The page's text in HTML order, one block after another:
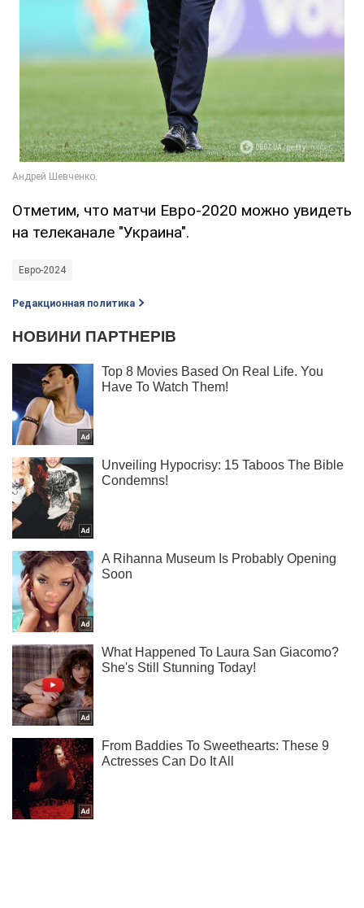
Отметим, что матчи Евро-2020 можно увидеть
на телеканале "Украина".
Евро-2024
Редакционная политика